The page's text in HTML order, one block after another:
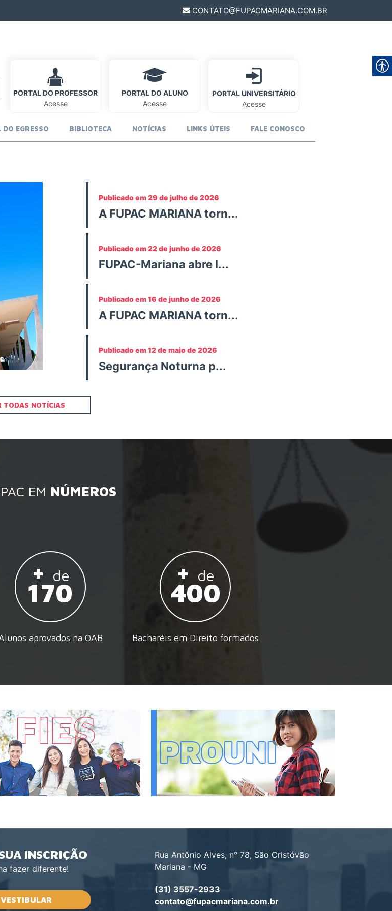
CONTATO@FUPACMARIANA.COM.BR
PORTAL DO PROFESSOR
Acesse
PORTAL DO ALUNO
Acesse
PORTAL UNIVERSITÁRIO
Acesse
EGRESSO BIBLIOTECA NOTÍCIAS LINKS ÚTEIS FALE CONOSCO
Publicado em 29 de julho de 2026
A FUPAC MARIANA torn...
Publicado em 22 de junho de 2026
FUPAC-Mariana abre l...
Publicado em 16 de junho de 2026
A FUPAC MARIANA torn...
Publicado em 12 de maio de 2026
Segurança Noturna p...
TODAS NOTÍCIAS
EM NÚMEROS
+ de
170
aprovados na OAB
+ de
400
Bacharéis em Direito formados
INSCRIÇÃO
fazer diferente!
VESTIBULAR
Rua Antônio Alves, n° 78, São Cristóvão
Mariana - MG
(31) 3557-2933
contato@fupacmariana.com.br